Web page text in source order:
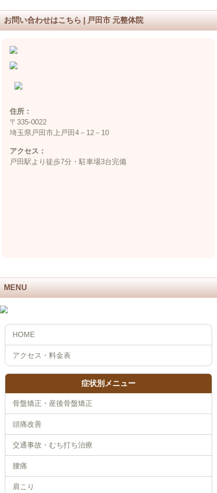
お問い合わせはこちら | 戸田市 元整体院
住所：
〒335‐0022
埼玉県戸田市上戸田4－12－10
アクセス：
戸田駅より徒歩7分・駐車場3台完備
MENU
症状別メニュー
骨盤矯正・産後骨盤矯正
頭痛改善
交通事故・むち打ち治療
腰痛
肩こり